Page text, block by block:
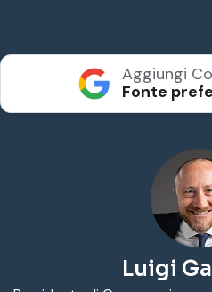
Aggiungi
Fonte
Luigi